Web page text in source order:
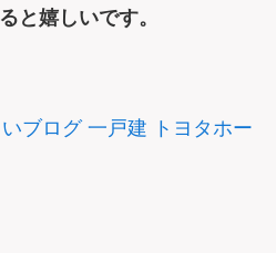
と嬉しいです。